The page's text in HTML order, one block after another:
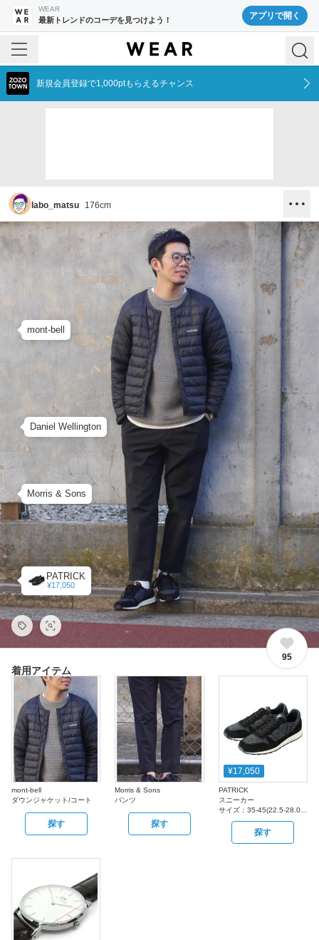
WEAR
最新トレンドのコーデを見つけよう！ アプリで開く
新規会員登録で1,000ptもらえるチャンス
labo_matsu 176cm
mont-bell
Morris & Sons
PATRICK
¥17,050
Daniel Wellington
95
着用アイテム
mont-bell
ダウンジャケット/コート
探す
Morris & Sons
パンツ
探す
¥17,050
PATRICK
スニーカー
サイズ： 35-45(22.5-28.0cm)
探す